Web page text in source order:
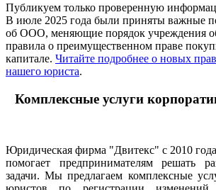
Публикуем только проверенную
В июле 2025 года были приняты важные
об ООО, меняющие порядок учреждения
правила о преимущественном праве
капитале. Читайте подробнее о новых
нашего юриста.
Комплексные услуги
Юридическая фирма "Двитекс" с 2010
помогает предпринимателям решать
задачи. Мы предлагаем комплексные